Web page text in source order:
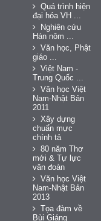
Quá trình hiện
đại hóa VH ...
Nghiên cứu
Hán nôm ...
Văn học, Phật
giáo ...
Việt Nam -
Trung Quốc ...
Văn học Việt
Nam-Nhật Bản
2011
Xây dựng
chuẩn mực
chính tả
80 năm Thơ
mới & Tự lực
văn đoàn
Văn học Việt
Nam-Nhật Bản
2013
Tọa đàm về
Bùi Giáng